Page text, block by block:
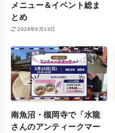
メニュー＆イベント総ま
とめ
2026年6月13日
南魚沼・槻岡寺で「水龍
さんのアンティークマー